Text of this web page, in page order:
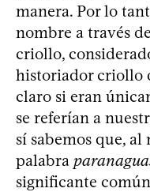
manera. Por lo
nombre a través
criollo,
historiador criollo
claro si eran
se referían a
sí sabemos que,
palabra
significante